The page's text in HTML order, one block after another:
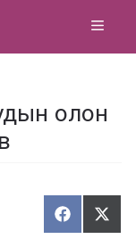
олон
Х
Т